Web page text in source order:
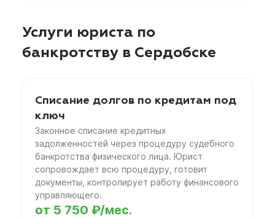
Услуги юриста по
банкротству в Сердобске
Списание долгов по кредитам под
ключ
Законное списание кредитных
задолженностей через процедуру судебного
банкротства физического лица. Юрист
сопровождает всю процедуру, готовит
документы, контролирует работу финансового
управляющего.
от 5 750 ₽/мес.